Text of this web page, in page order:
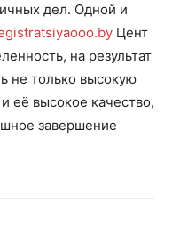
дел. Одной и
Цент
на результат
не только высокую
её высокое качество,
завершение